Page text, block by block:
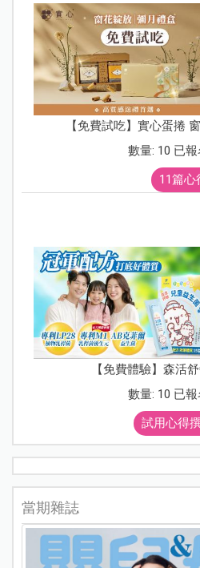
【免費試吃】實心蛋捲
數量: 10 已
11篇心
【免費體驗】森活
數量: 10 已報
試用心得
當期雜誌